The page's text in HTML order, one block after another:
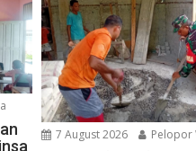
7 August 2026 Pelopor